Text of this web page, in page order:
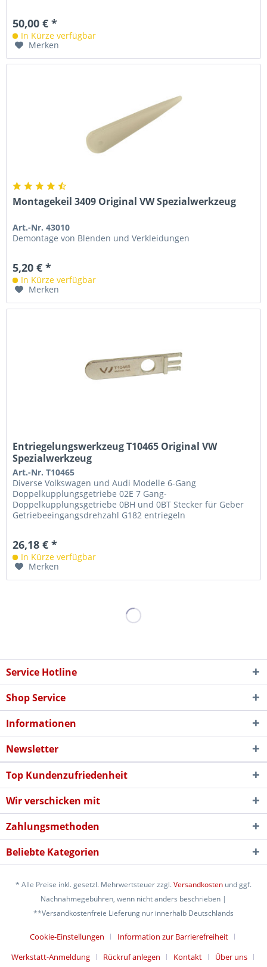
50,00 € *
In Kürze verfügbar
Merken
Montagekeil 3409 Original VW Spezialwerkzeug
Art.-Nr. 43010
Demontage von Blenden und Verkleidungen
5,20 € *
In Kürze verfügbar
Merken
Entriegelungswerkzeug T10465 Original VW
Spezialwerkzeug
Art.-Nr. T10465
Diverse Volkswagen und Audi Modelle 6-Gang
Doppelkupplungsgetriebe 02E 7 Gang-
Doppelkupplungsgetriebe 0BH und 0BT Stecker für Geber
Getriebeeingangsdrehzahl G182 entriegeln
26,18 € *
In Kürze verfügbar
Merken
Service Hotline
Shop Service
Informationen
Newsletter
Top Kundenzufriedenheit
Wir verschicken mit
Zahlungsmethoden
Beliebte Kategorien
* Alle Preise inkl. gesetzl. Mehrwertsteuer zzgl.Versandkosten und ggf.
Nachnahmegebühren, wenn nicht anders beschrieben |
**Versandkostenfreie Lieferung nur innerhalb Deutschlands
Cookie-Einstellungen
Information zur Barrierefreiheit
Werkstatt-Anmeldung
Rückruf anlegen Kontakt Über uns